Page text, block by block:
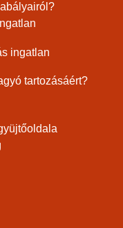
ingatlan
tartozásáért?